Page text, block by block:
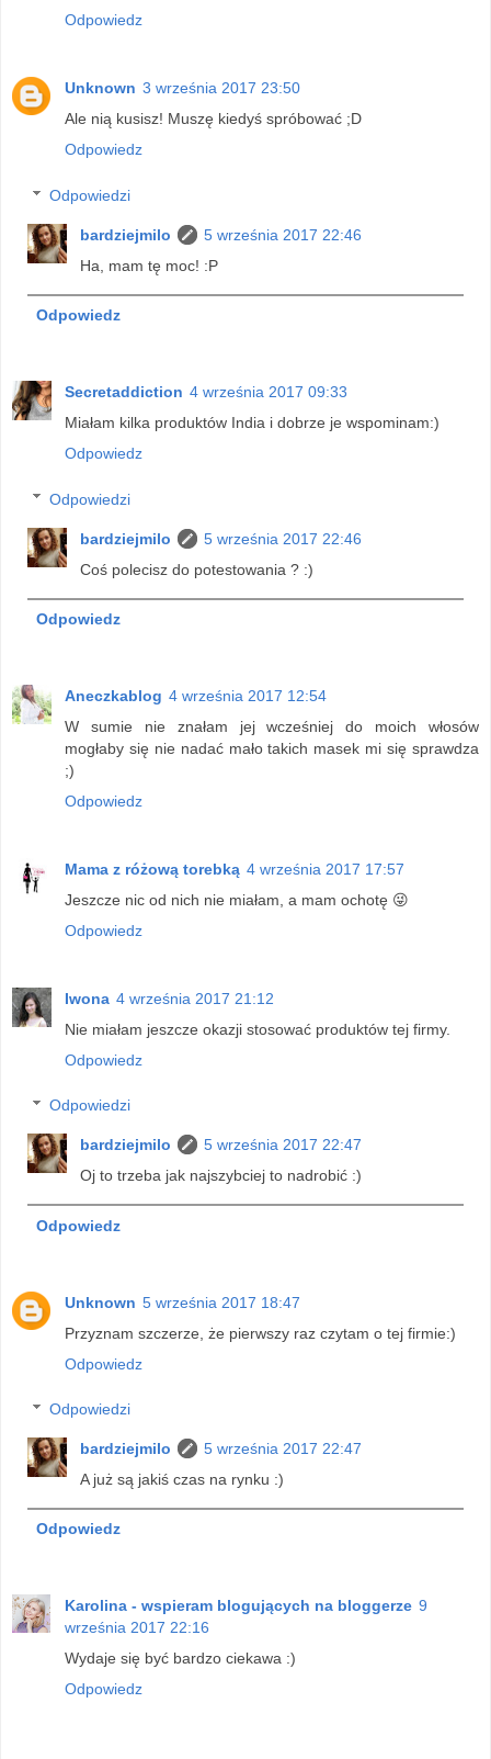
Odpowiedz
Unknown 3 września 2017 23:50
Ale nią kusisz! Muszę kiedyś spróbować ;D
Odpowiedz
Odpowiedzi
bardziejmilo
5 września 2017 22:46
Ha, mam tę moc! :P
Odpowiedz
Secretaddiction 4 września 2017 09:33
Miałam kilka produktów India i dobrze je wspominam:)
Odpowiedz
Odpowiedzi
bardziejmilo
5 września 2017 22:46
Coś polecisz do potestowania ? :)
Odpowiedz
Aneczkablog 4 września 2017 12:54
W sumie nie znałam jej wcześniej do moich włosów
mogłaby się nie nadać mało takich masek mi się sprawdza
;)
Odpowiedz
Mama z różową torebką 4 września 2017 17:57
Jeszcze nic od nich nie miałam, a mam ochotę 😜
Odpowiedz
Iwona 4 września 2017 21:12
Nie miałam jeszcze okazji stosować produktów tej firmy.
Odpowiedz
Odpowiedzi
bardziejmilo
5 września 2017 22:47
Oj to trzeba jak najszybciej to nadrobić :)
Odpowiedz
Unknown 5 września 2017 18:47
Przyznam szczerze, że pierwszy raz czytam o tej firmie:)
Odpowiedz
Odpowiedzi
bardziejmilo
5 września 2017 22:47
A już są jakiś czas na rynku :)
Odpowiedz
Karolina - wspieram blogujących na bloggerze 9
września 2017 22:16
Wydaje się być bardzo ciekawa :)
Odpowiedz